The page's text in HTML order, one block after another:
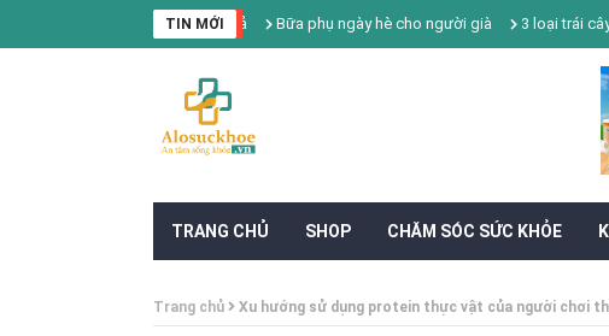
TIN MỚI Bữa phụ ngày hè cho người già 3 loại trái cây
TRANG CHỦ SHOP CHĂM SÓC SỨC KHỎE
Trang chủ Xu hướng sử dụng protein thực vật của người chơi